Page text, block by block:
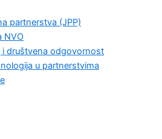
partnerstva (JPP)
NVO
i društvena odgovornost
u partnerstvima